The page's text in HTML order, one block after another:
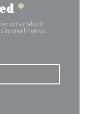
*
personalized
by email from us.